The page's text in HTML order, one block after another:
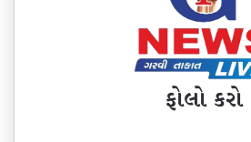
ફોલો કરો